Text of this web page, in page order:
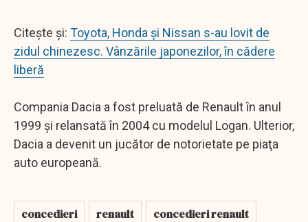
Citește și: Toyota, Honda și Nissan s-au lovit de
zidul chinezesc. Vânzările japonezilor, în cădere
liberă
Compania Dacia a fost preluată de Renault în anul
1999 şi relansată în 2004 cu modelul Logan. Ulterior,
Dacia a devenit un jucător de notorietate pe piaţa
auto europeană.
concedieri renault concedieri renault